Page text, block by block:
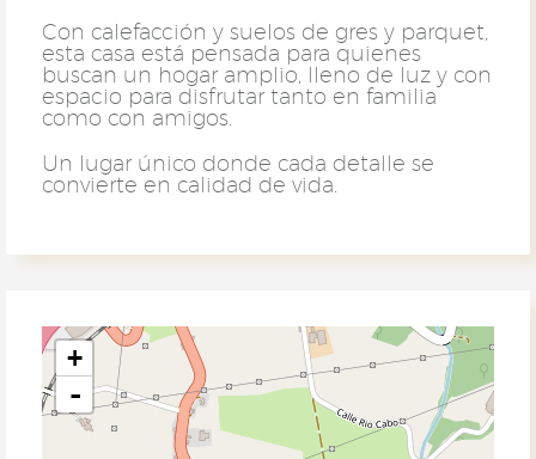
Con calefacción y suelos de gres y parquet,
esta casa está pensada para quienes
buscan un hogar amplio, lleno de luz y con
espacio para disfrutar tanto en familia
como con amigos.
Un lugar único donde cada detalle se
convierte en calidad de vida.
+
-